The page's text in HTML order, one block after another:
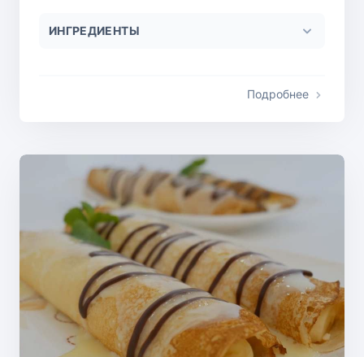
ИНГРЕДИЕНТЫ
Подробнее